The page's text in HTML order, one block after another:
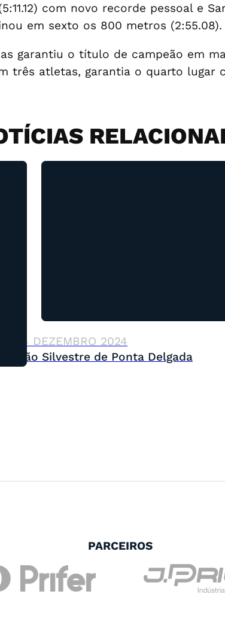
com novo recorde pessoal e
em sexto os 800 metros (2:55.08).
garantiu o título de campeão em
três atletas, garantia o quarto lugar
14 DEZEMBRO 2024
São Silvestre de Ponta Delgada
PARCEIROS